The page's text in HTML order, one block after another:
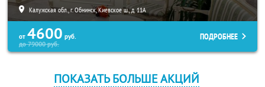
Калужская обл., г. Обнинск, Киевское ш., д. 11А
от 4600 руб.
до79000руб.
ПОДРОБНЕЕ
ПОКАЗАТЬ БОЛЬШЕ АКЦИЙ